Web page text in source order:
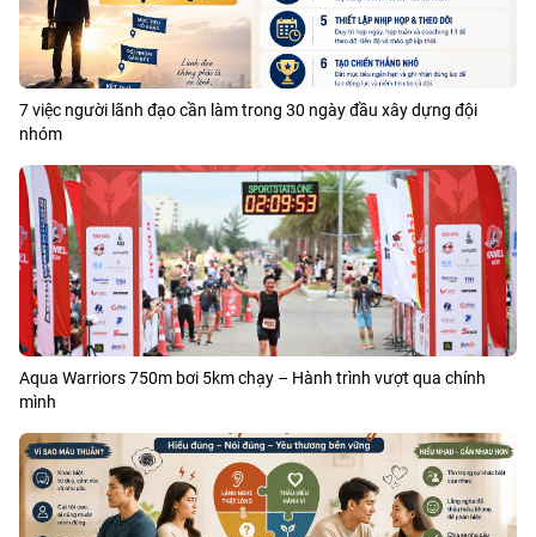
7 việc người lãnh đạo cần làm trong 30 ngày đầu xây dựng đội
nhóm
Aqua Warriors 750m bơi 5km chạy – Hành trình vượt qua chính
mình